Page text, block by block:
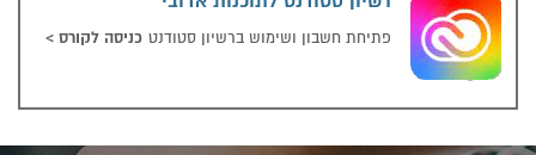
פתיחת חשבון ושימוש ברשיון סטודנט כניסה לקורס >